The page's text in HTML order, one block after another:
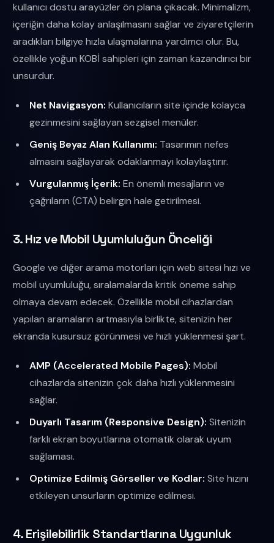
kullanıcı dostu arayüzler ön plana çıkacak. Minimalizm,
içeriğin daha kolay anlaşılmasını sağlar ve ziyaretçilerin
aradıkları bilgiye hızla ulaşmalarına yardımcı olur. Bu,
özellikle yoğun KOBİ sahipleri için zaman kazandırıcı bir
unsurdur.
Net Navigasyon: Kullanıcıların site içinde kolayca
gezinmesini sağlayan sezgisel menüler.
Geniş Beyaz Alan Kullanımı: Tasarımın nefes
almasını sağlayarak odaklanmayı kolaylaştırır.
Vurgulanmış İçerik: En önemli mesajların ve
çağrıların (CTA) belirgin hale getirilmesi.
3. Hız ve Mobil Uyumluluğun Önceliği
Google ve diğer arama motorları için web sitesi hızı ve
mobil uyumluluğu, sıralamalarda kritik öneme sahip
olmaya devam edecek. Özellikle mobil cihazlardan
yapılan aramaların artmasıyla birlikte, sitenizin her
ekranda kusursuz görünmesi ve hızlı yüklenmesi şart.
AMP (Accelerated Mobile Pages): Mobil
cihazlarda sitenizin çok daha hızlı yüklenmesini
sağlar.
Duyarlı Tasarım (Responsive Design): Sitenizin
farklı ekran boyutlarına otomatik olarak uyum
sağlaması.
Optimize Edilmiş Görseller ve Kodlar: Site hızını
etkileyen unsurların optimize edilmesi.
4. Erişilebilirlik Standartlarına Uygunluk